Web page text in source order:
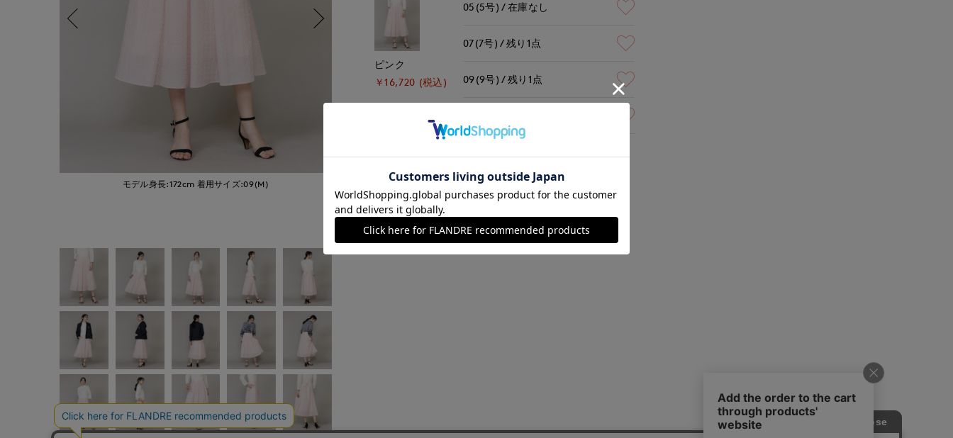
モデル身長:172cm 着用サイズ:09(M)
ピンク
￥16,720 (税込)
05(5号) 在庫なし
07(7号) 残り1点
09(9号) 残り1点